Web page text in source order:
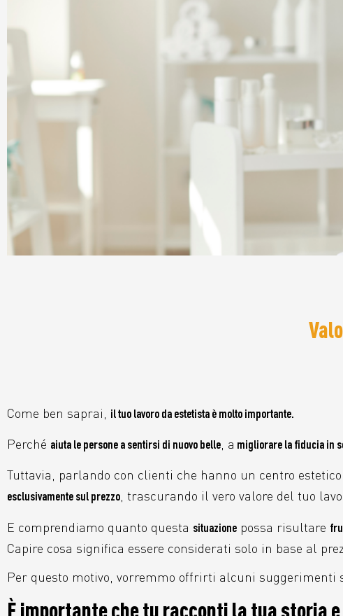
Come ben saprai, il tuo lavoro da estetista è molto importante.
Perché aiuta le persone a sentirsi di nuovo belle , a migliorare la fiducia in
Tuttavia, parlando con clienti che hanno un centro
esclusivamente sul prezzo, trascurando il vero valore del tuo
E comprendiamo quanto questa situazione possa risultare
Capire cosa significa essere considerati solo in base al
Per questo motivo, vorremmo offrirti alcuni suggerimenti
È importante che turacconti la tua storia